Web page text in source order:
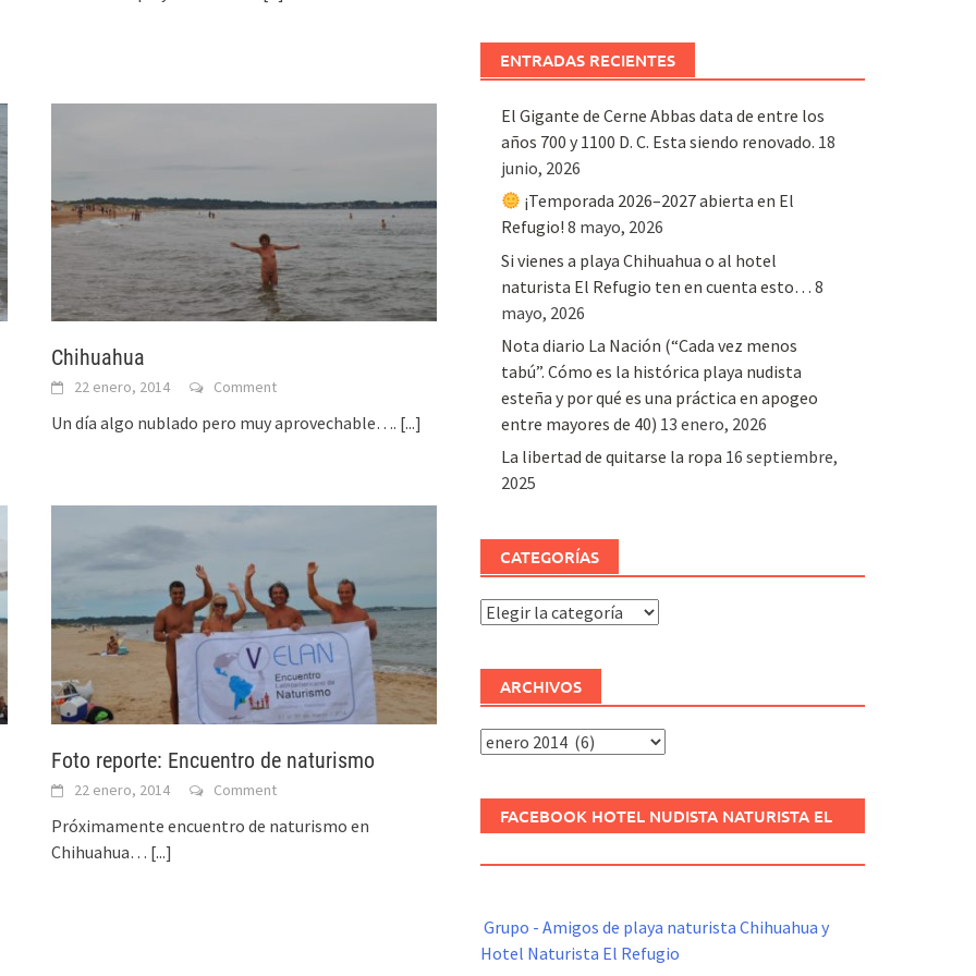
Chihuahua
22 enero, 2014 Comment
Un día algo nublado pero muy aprovechable…. [...]
Foto reporte: Encuentro de naturismo
22 enero, 2014 Comment
Próximamente encuentro de naturismo en
Chihuahua… [...]
ENTRADAS RECIENTES
El Gigante de Cerne Abbas data de entre los
años 700 y 1100 D. C. Esta siendo renovado. 18
junio, 2026
¡Temporada 2026–2027 abierta en El
Refugio! 8 mayo, 2026
Si vienes a playa Chihuahua o al hotel
naturista El Refugio ten en cuenta esto… 8
mayo, 2026
Nota diario La Nación (“Cada vez menos
tabú”. Cómo es la histórica playa nudista
esteña y por qué es una práctica en apogeo
entre mayores de 40) 13 enero, 2026
La libertad de quitarse la ropa 16 septiembre,
2025
CATEGORÍAS
Categorías
ARCHIVOS
Archivos
FACEBOOK HOTEL NUDISTA NATURISTA EL
Grupo - Amigos de playa naturista Chihuahua y
Hotel Naturista El Refugio